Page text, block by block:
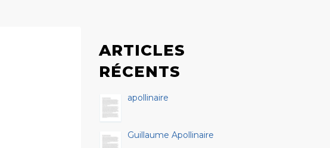
ARTICLES
RÉCENTS
apollinaire
Guillaume Apollinaire